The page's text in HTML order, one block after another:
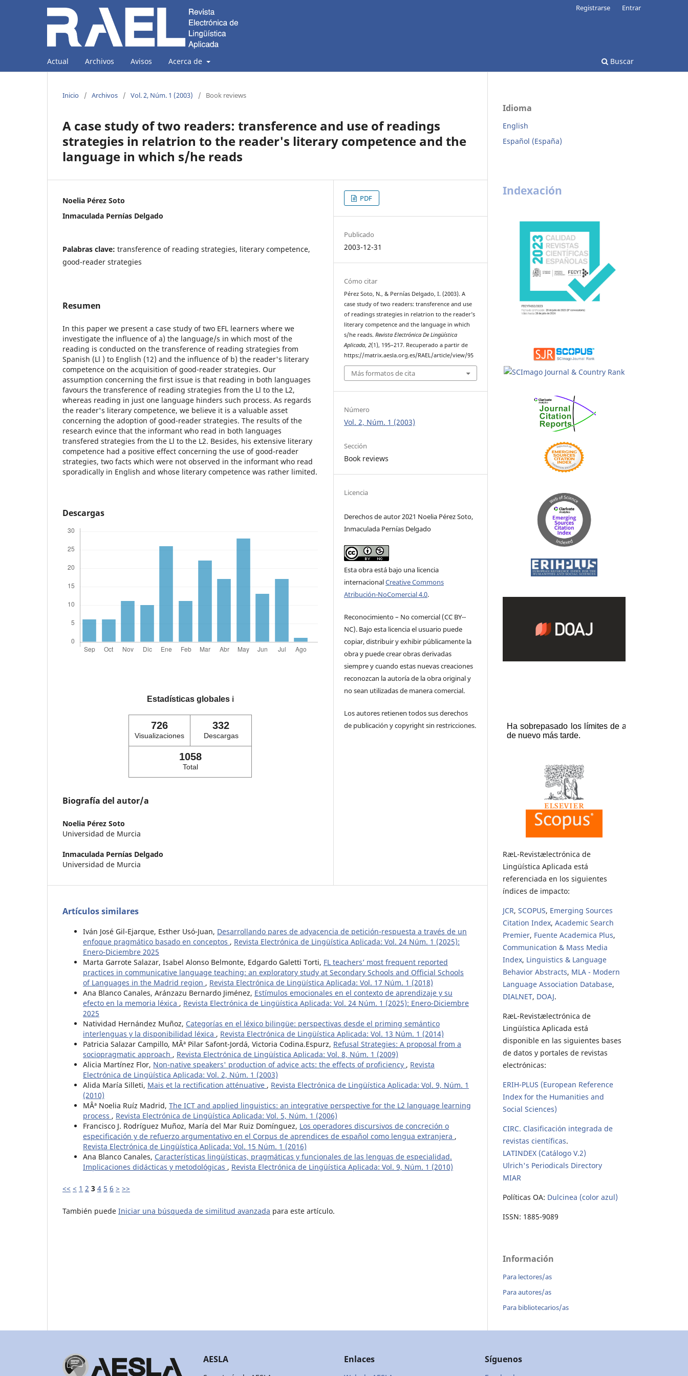
Actual Archivos Avisos Acerca de Buscar
Registrarse Entrar
Inicio / Archivos / Vol. 2, Núm. 1 (2003) / Book reviews
A case study of two readers: transference and use of readings
strategies in relatrion to the reader's literary competence and the
language in which s/he reads
Noelia Pérez Soto
Inmaculada Pernías Delgado
Palabras clave: transference of reading strategies, literary competence,
good-reader strategies
Resumen
In this paper we present a case study of two EFL learners where we
investigate the influence of a) the language/s in which most of the
reading is conducted on the transference of reading strategies from
Spanish (Ll ) to English (12) and the influence of b) the reader's literary
competence on the acquisition of good-reader strategies. Our
assumption concerning the first issue is that reading in both languages
favours the transference of reading strategies from the Ll to the L2,
whereas reading in just one language hinders such process. As regards
the reader's literary competence, we believe it is a valuable asset
concerning the adoption of good-reader strategies. The results of the
research evince that the informant who read in both languages
transfered strategies from the Ll to the L2. Besides, his extensive literary
competence had a positive effect concerning the use of good-reader
strategies, two facts which were not observed in the informant who read
sporadically in English and whose literary competence was rather limited.
Descargas
Estadísticas globales ℹ️
726
Visualizaciones
332
Descargas
1058
Total
Biografía del autor/a
Noelia Pérez Soto
Universidad de Murcia
Inmaculada Pernías Delgado
Universidad de Murcia
PDF
Publicado
2003-12-31
Cómo citar
Pérez Soto, N., & Pernías Delgado, I. (2003). A
case study of two readers: transference and use
of readings strategies in relatrion to the reader’s
literary competence and the language in which
s/he reads.Revista Electrónica De Lingüística
Aplicada,2(1), 195–217. Recuperado a partir de
https://matrix.aesla.org.es/RAEL/article/view/95
Más formatos de cita
Número
Vol. 2, Núm. 1 (2003)
Sección
Book reviews
Licencia
Derechos de autor 2021 Noelia Pérez Soto,
Inmaculada Pernías Delgado
Esta obra está bajo una licencia
internacionalCreative Commons
Atribución-NoComercial 4.0.
Reconocimiento – No comercial (CC BY-­
NC). Bajo esta licencia el usuario puede
copiar, distribuir y exhibir públicamente la
obra y puede crear obras derivadas
siempre y cuando estas nuevas creaciones
reconozcan la autoría de la obra original y
no sean utilizadas de manera comercial.
Los autores retienen todos sus derechos
de publicación y copyright sin restricciones.
Artículos similares
Iván José Gil-Ejarque, Esther Usó-Juan, Desarrollando pares de adyacencia de petición-respuesta a través de un
enfoque pragmático basado en conceptos , Revista Electrónica de Lingüística Aplicada: Vol. 24 Núm. 1 (2025):
Enero-Diciembre 2025
Marta Garrote Salazar, Isabel Alonso Belmonte, Edgardo Galetti Torti, FL teachers’ most frequent reported
practices in communicative language teaching: an exploratory study at Secondary Schools and Official Schools
of Languages in the Madrid region , Revista Electrónica de Lingüística Aplicada: Vol. 17 Núm. 1 (2018)
Ana Blanco Canales, Aránzazu Bernardo Jiménez, Estímulos emocionales en el contexto de aprendizaje y su
efecto en la memoria léxica , Revista Electrónica de Lingüística Aplicada: Vol. 24 Núm. 1 (2025): Enero-Diciembre
2025
Natividad Hernández Muñoz, Categorías en el léxico bilingüe: perspectivas desde el priming semántico
interlenguas y la disponibilidad léxica , Revista Electrónica de Lingüística Aplicada: Vol. 13 Núm. 1 (2014)
Patricia Salazar Campillo, MÂª Pilar Safont-Jordá, Victoria Codina.Espurz, Refusal Strategies: A proposal from a
sociopragmatic approach , Revista Electrónica de Lingüística Aplicada: Vol. 8, Núm. 1 (2009)
Alicia Martínez Flor, Non-native speakers' production of advice acts: the effects of proficiency , Revista
Electrónica de Lingüística Aplicada: Vol. 2, Núm. 1 (2003)
Alida María Silleti, Mais et la rectification atténuative , Revista Electrónica de Lingüística Aplicada: Vol. 9, Núm. 1
(2010)
MÂª Noelia Ruíz Madrid, The ICT and applied linguistics: an integrative perspective for the L2 language learning
process , Revista Electrónica de Lingüística Aplicada: Vol. 5, Núm. 1 (2006)
Francisco J. Rodríguez Muñoz, María del Mar Ruiz Domínguez, Los operadores discursivos de concreción o
especificación y de refuerzo argumentativo en el Corpus de aprendices de español como lengua extranjera ,
Revista Electrónica de Lingüística Aplicada: Vol. 15 Núm. 1 (2016)
Ana Blanco Canales, Características lingüísticas, pragmáticas y funcionales de las lenguas de especialidad.
Implicaciones didácticas y metodológicas , Revista Electrónica de Lingüística Aplicada: Vol. 9, Núm. 1 (2010)
<< < 1 2 3 4 5 6 > >>
También puede Iniciar una búsqueda de similitud avanzada para este artículo.
Idioma
English
Español (España)
Indexación
RæL-Revistælectrónica de
Lingüística Aplicada está
referenciada en los siguientes
índices de impacto:
JCR, SCOPUS, Emerging Sources
Citation Index, Academic Search
Premier, Fuente Academica Plus,
Communication & Mass Media
Index, Linguistics & Language
Behavior Abstracts, MLA - Modern
Language Association Database,
DIALNET, DOAJ.
RæL-Revistælectrónica de
Lingüística Aplicada está
disponible en las siguientes bases
de datos y portales de revistas
electrónicas:
ERIH-PLUS (European Reference
Index for the Humanities and
Social Sciences)
CIRC. Clasificación integrada de
revistas científicas.
LATINDEX (Catálogo V.2)
Ulrich's Periodicals Directory
MIAR
Políticas OA: Dulcinea (color azul)
ISSN: 1885-9089
Información
Para lectores/as
Para autores/as
Para bibliotecarios/as
AESLA Enlaces Síguenos